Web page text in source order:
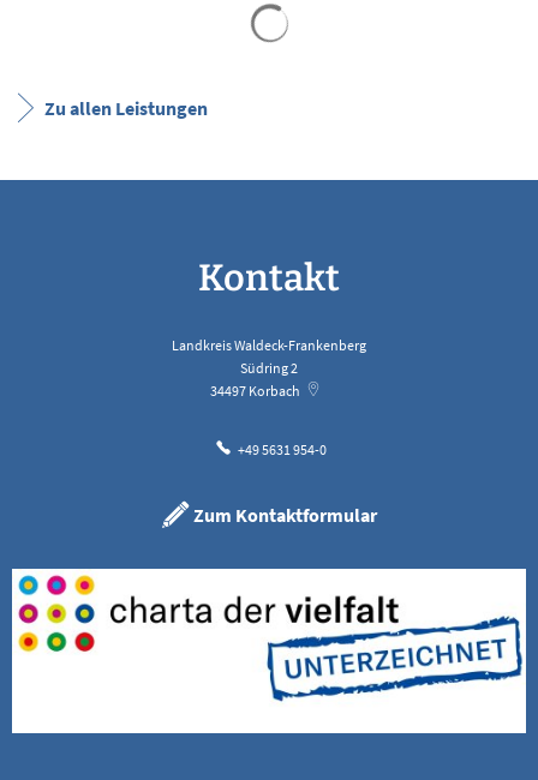
Zu allen Leistungen
Kontakt
Landkreis Waldeck-Frankenberg
Südring 2
34497 Korbach
+49 5631 954-0
Zum Kontaktformular